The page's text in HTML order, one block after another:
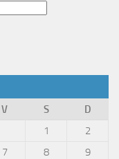
V S
D
1
2
7 8
9